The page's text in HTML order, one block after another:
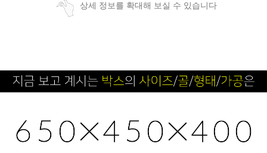
상세 정보를 확대해 보실 수 있습니다